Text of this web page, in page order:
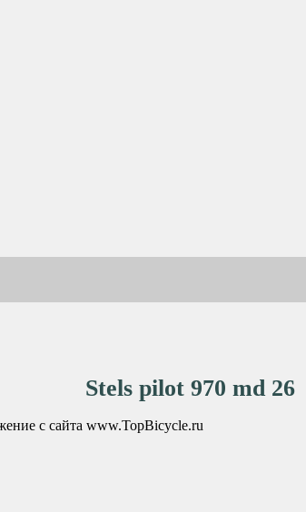
Stels pilot 970 md 26